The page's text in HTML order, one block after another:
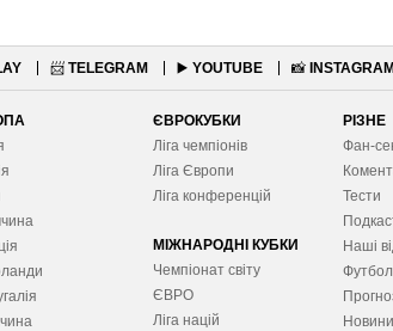
📨 TELEGRAM ▶️ YOUTUBE 📸 INSTAGRAM
ЄВРОКУБКИ
Ліга чемпіонів
Ліга Європи
Ліга конференцій
МІЖНАРОДНІ КУБКИ
Чемпіонат світу
ЄВРО
Ліга націй
РІЗНЕ
Фан-
Тести
Наші